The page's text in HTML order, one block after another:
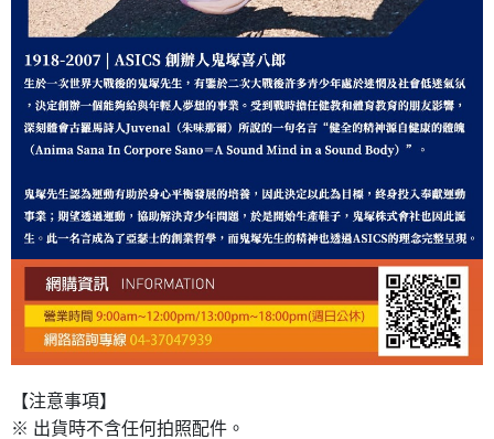
【注意事項】
※ 出貨時不含任何拍照配件。